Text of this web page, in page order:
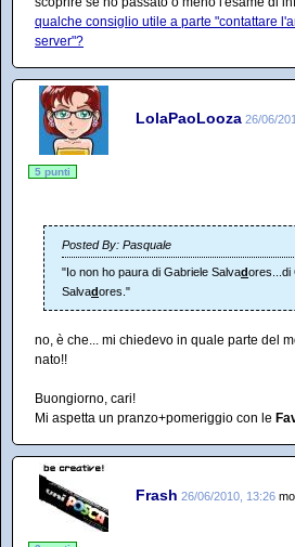
qualche consiglio utile a parte "contattare
server"?
LolaPaoLooza 26/06/
5 punti
Posted By: Pasquale
"Io non ho paura di Gabriele Salvadores...di
Salvadores."
no, è che... mi chiedevo in quale parte del
nato!!
Buongiorno, cari!
Mi aspetta un pranzo+pomeriggio con le
Frash 26/06/2010, 13:26